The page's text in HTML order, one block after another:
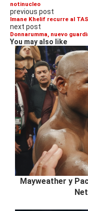
notinucleo
previous post
Imane Khelif recurre al
next post
Donnarumma, nuevo
You may also like
Mayweather y